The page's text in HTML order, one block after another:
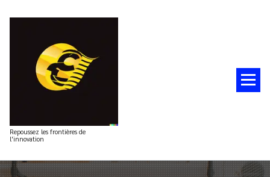
Repoussez les frontières de
l'innovation